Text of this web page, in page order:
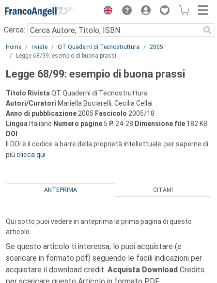
Menu
Cerca:
Main content
Home riviste QT Quaderni di Tecnostruttura
2005
Legge 68/99: esempio di buona prassi
Legge 68/99: esempio di buona prassi
Titolo Rivista QT Quaderni di Tecnostruttura
Autori/Curatori Mariella Buciarelli, Cecilia Cellai
Anno di pubblicazione 2005 Fascicolo 2005/18
Lingua Italiano Numero pagine 5 P. 24-28 Dimensione file 182 KB
DOI
Il DOI è il codice a barre della proprietà intellettuale: per saperne di
più clicca qui
ANTEPRIMA CITAMI
Qui sotto puoi vedere in anteprima la prima pagina di questo
articolo.
Se questo articolo ti interessa, lo puoi acquistare (e
scaricare in formato pdf) seguendo le facili indicazioni per
acquistare il download credit. Acquista Download Credits